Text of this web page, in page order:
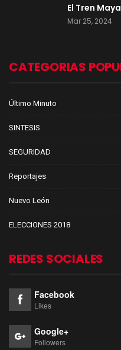
El Tren
Mar 25, 2024
CATEGORIAS
Último Minuto
SINTESIS
SEGURIDAD
Reportajes
Nuevo León
ELECCIONES 2018
REDES SOCIALES
Facebook
Likes
Google+
Followers